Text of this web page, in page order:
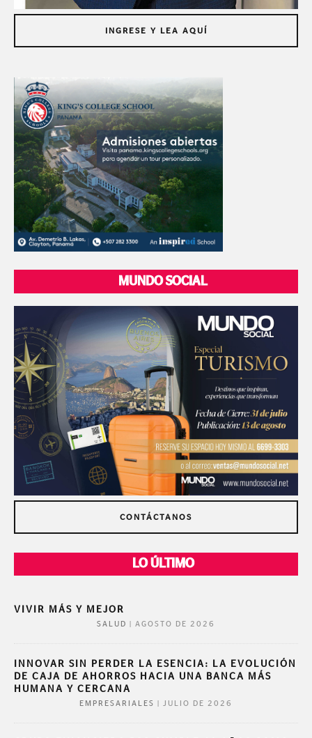
INGRESE Y LEA AQUÍ
MUNDO SOCIAL
CONTÁCTANOS
LO ÚLTIMO
VIVIR MÁS Y MEJOR
SALUD AGOSTO DE 2026
INNOVAR SIN PERDER LA ESENCIA: LA EVOLUCIÓN
DE CAJA DE AHORROS HACIA UNA BANCA MÁS
HUMANA Y CERCANA
EMPRESARIALES JULIO DE 2026